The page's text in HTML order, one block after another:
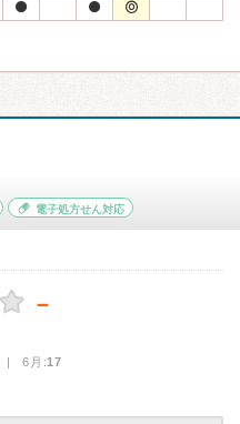
電子処方せん対応
－
| 6月:17